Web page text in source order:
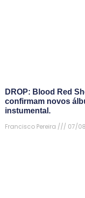
DROP: Blood Red
confirmam novos
instumental.
Francisco Pereira
07/